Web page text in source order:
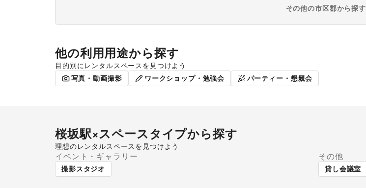
その他の市区郡から探す
他の利用用途から探す
目的別にレンタルスペースを見つけよう
ポップアップストア 販促イベント 展示会・個展
写真・動画撮影 ワークショップ・勉強会 パーティー・懇親会
桜坂駅×スペースタイプから探す
理想のレンタルスペースを見つけよう
ギャラリー・貸し画廊
イベント・ギャラリー
撮影スタジオ
その他
貸し会議室